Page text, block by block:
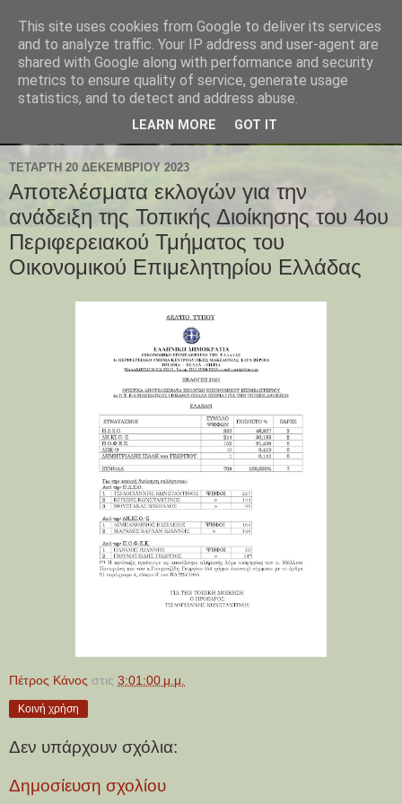
ΤΕΤΆΡΤΗ 20 ΔΕΚΕΜΒΡΊΟΥ 2023
Αποτελέσματα εκλογών για την
ανάδειξη της Τοπικής Διοίκησης του 4ου
Περιφερειακού Τμήματος του
Οικονομικού Επιμελητηρίου Ελλάδας
Πέτρος Κάνος στις 3:01:00 μ.μ.
Κοινή χρήση
Δεν υπάρχουν σχόλια:
Δημοσίευση σχολίου
This site uses cookies from Google to deliver its services
and to analyze traffic. Your IP address and user-agent are
shared with Google along with performance and security
metrics to ensure quality of service, generate usage
statistics, and to detect and address abuse.
LEARN MORE GOT IT